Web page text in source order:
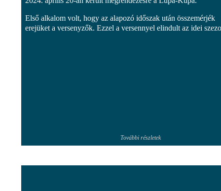
Első alkalom volt, hogy az alapozó időszak után összemérjék
erejüket a versenyzők. Ezzel a versennyel elindult az idei
További részletek